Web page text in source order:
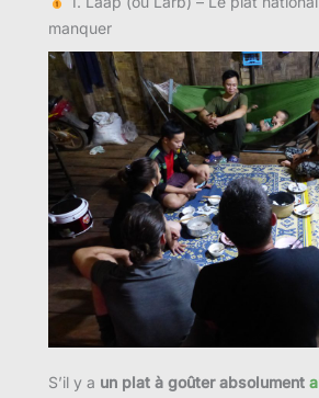
manquer
S’il y a un plat à goûter absolument